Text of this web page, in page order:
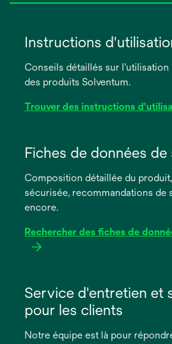
Instructions
Conseils détaillés sur
des produits Solventum.
Trouver des instructions
dans
nouvel
onglet
Fiches de données
Composition détaillée du
sécurisée, recommandations de
encore.
Rechercher des fiches de
dans
nouvel
onglet
Service d'entretien et
pour les clients
Notre équipe est là pour